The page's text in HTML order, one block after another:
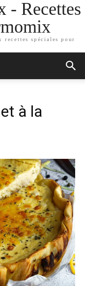
- Recettes
recettes spéciales pour
à la